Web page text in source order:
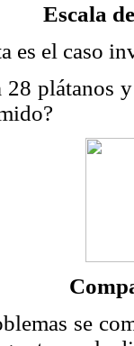
Escala
es el caso
28 plátanos
se